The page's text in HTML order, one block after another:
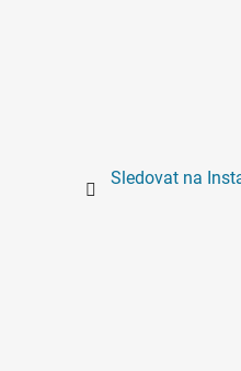
Sledovat na